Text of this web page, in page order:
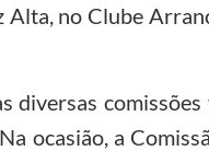
no Clube
diversas
ocasião, a